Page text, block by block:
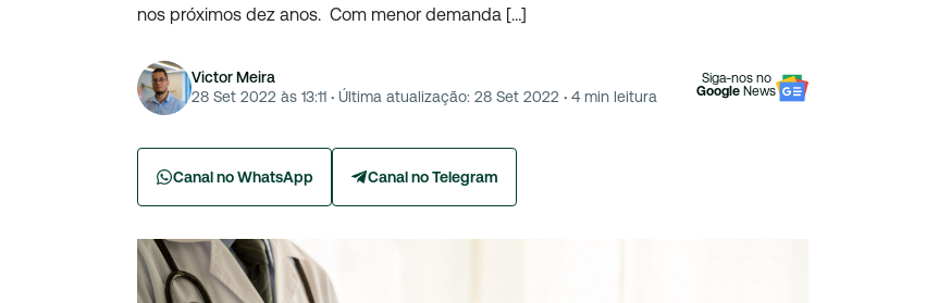
nos próximos dez anos. Com menor demanda […]
Victor Meira
28 Set 2022 às 13:11 · Última atualização: 28 Set 2022 · 4min leitura
Siga-nos no
Google News
Canal no WhatsApp Canal no Telegram